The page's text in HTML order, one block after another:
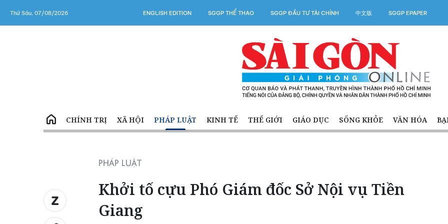
Thứ Sáu, 07/08/2026 ENGLISH EDITION SGGP THỂ THAO SGGP ĐẦU TƯ TÀI CHÍNH 中文版 SGGP EPAPER
CHÍNH TRỊ XÃ HỘI PHÁP LUẬT KINH TẾ THẾ GIỚI GIÁO DỤC SỐNG KHỎE VĂN HÓA
PHÁP LUẬT
Khởi tố cựu Phó Giám đốc Sở Nội vụ Tiền
Giang